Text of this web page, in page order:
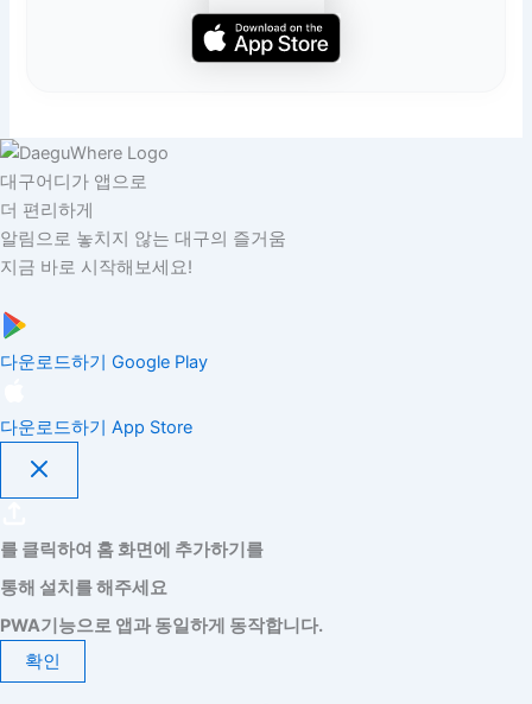
대구어디가 앱으로
더 편리하게
알림으로 놓치지 않는 대구의 즐거움
지금 바로 시작해보세요!
다운로드하기 Google Play
다운로드하기 App Store
를 클릭하여 홈 화면에 추가하기를
통해 설치를 해주세요
PWA기능으로 앱과 동일하게 동작합니다.
확인